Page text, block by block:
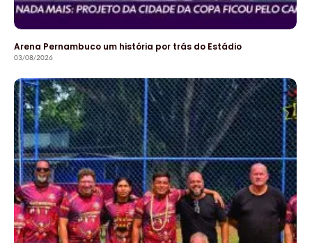
Arena Pernambuco um história por trás do Estádio
03/08/2026